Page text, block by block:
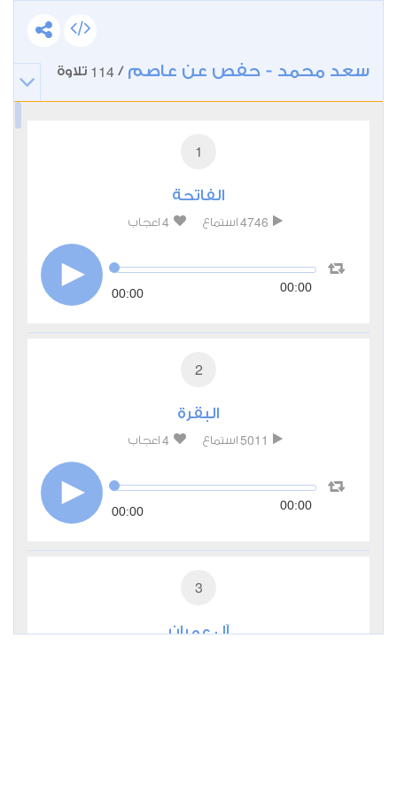
سعد محمد - حفص عن عاصم /
114 تلاوة
1
الفاتحة
4746 استماع 4 اعجاب
00:00 00:00
2
البقرة
5011 استماع 4 اعجاب
00:00 00:00
3
آل عمران